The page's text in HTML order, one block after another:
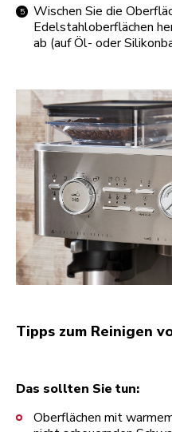
Wischen Sie die
Edelstahloberflächen
ab (auf Öl- oder
Tipps zum Reinigen
Das sollten Sie tun:
Oberflächen mit